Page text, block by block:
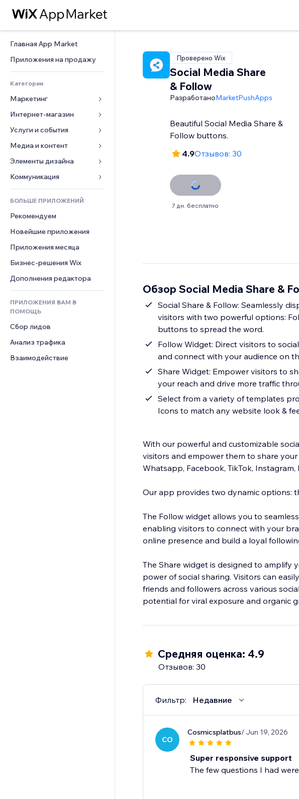
Главная App Market
Приложения на продажу
Категории
Маркетинг
Реклама
Моб. версия
Веб-аналитика
Списки сайтов
Эл. почта
Интернет-магазин
Приложения для магазинов
Доставка
Кнопки продаж
Бухгалтерский учет
Купоны и лояльность
Складские услуги
Еда и напитки
Услуги и события
Отели
События
Рестораны
Недвижимость
Онлайн-запись
Медиа и контент
Галерея
Музыка
Подкасты
Фотография
Видео
PDF
Обмен файлами
Новости
Элементы дизайна
Карты и навигация
Конфиденциальность и
безопасность
Часы
Баннеры и значки
Калькуляторы
Погода
Графики и таблицы
Формы
Опросы
Чат
Комментарии
Телефон
Сообщество
Отзывы и комментарии
Управление отношениями с
клиентом (CRM)
БОЛЬШЕ ПРИЛОЖЕНИЙ
Рекомендуем
Новейшие приложения
Приложения месяца
Бизнес-решения Wix
Дополнения редактора
ПРИЛОЖЕНИЯ ВАМ В
ПОМОЩЬ
Сбор лидов
Анализ трафика
Взаимодействие
Проверено Wix
Social Media Share
& Follow
РазработаноMarketPushApps
Beautiful Social Media Share &
Follow buttons.
4.9Отзывов: 30
7 дн. бесплатно
Обзор Social Media Share &
Social Share & Follow: Seamlessly
visitors with two powerful options:
buttons to spread the word.
Follow Widget: Direct visitors to
and connect with your audience on
Share Widget: Empower visitors to
your reach and drive more traffic
Select from a variety of templates
Icons to match any website look &
With our powerful and customizable
visitors and empower them to share
Whatsapp, Facebook, TikTok,
Our app provides two dynamic options:
The Follow widget allows you to
enabling visitors to connect with your
online presence and build a loyal
The Share widget is designed to amplify
power of social sharing. Visitors can
friends and followers across various
potential for viral exposure and organic
Средняя оценка: 4.9
Отзывов: 30
Фильтр: Недавние
CO
Cosmicsplatbus/ Jun 19, 2026
Super responsive support
The few questions I had